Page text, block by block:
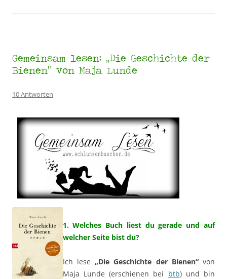
Gemeinsam lesen: „Die Geschichte der
Bienen“ von Maja Lunde
10 Antworten
1. Welches Buch liest du gerade und auf
welcher Seite bist du?
Ich lese „Die Geschichte der Bienen“von
Maja Lunde (erschienen bei btb) und bin